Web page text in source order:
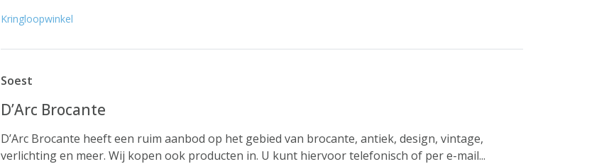
Kringloopwinkel
Soest
D’Arc Brocante
D’Arc Brocante heeft een ruim aanbod op het gebied van brocante, antiek, design, vintage,
verlichting en meer. Wij kopen ook producten in. U kunt hiervoor telefonisch of per e-mail...